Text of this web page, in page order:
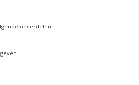
onderdelen: